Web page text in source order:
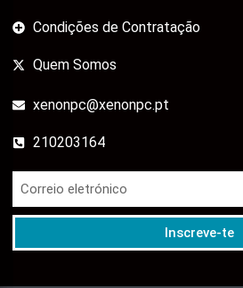
Condições de Contratação
Quem Somos
xenonpc@xenonpc.pt
210203164
Inscreve-te